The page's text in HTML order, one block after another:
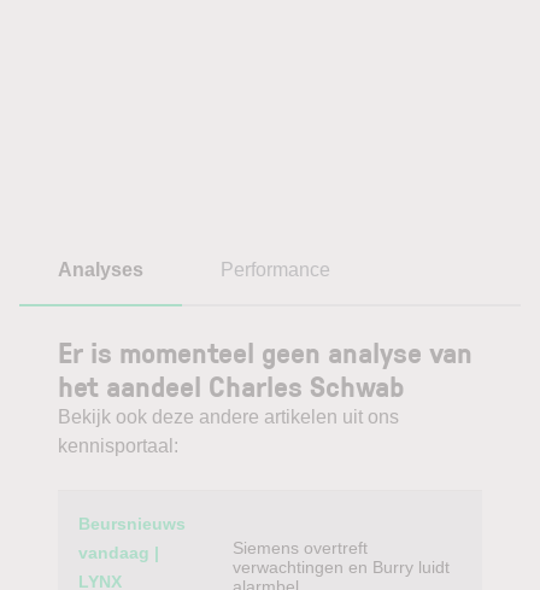
Analyses Performance
Er is momenteel geen analyse van
het aandeel Charles Schwab
Bekijk ook deze andere artikelen uit ons
kennisportaal:
Category
Beursnieuws
vandaag |
LYNX
Siemens overtreft
verwachtingen en Burry luidt